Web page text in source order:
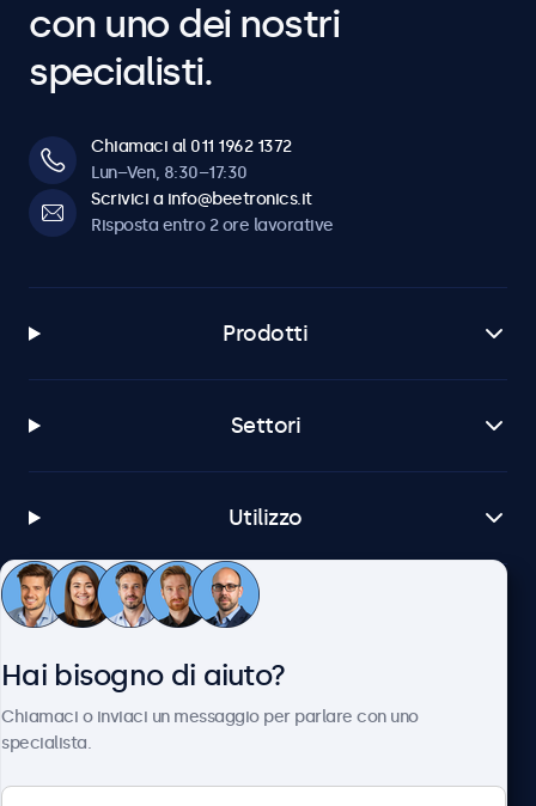
con uno dei nostri
specialisti.
Chiamaci al 011 1962 1372
Lun–Ven, 8:30–17:30
Scrivici a info@beetronics.it
Risposta entro 2 ore lavorative
Prodotti
Settori
Utilizzo
Servizio Clienti
Hai bisogno di aiuto?
Chiamaci o inviaci un messaggio per parlare con uno
specialista.